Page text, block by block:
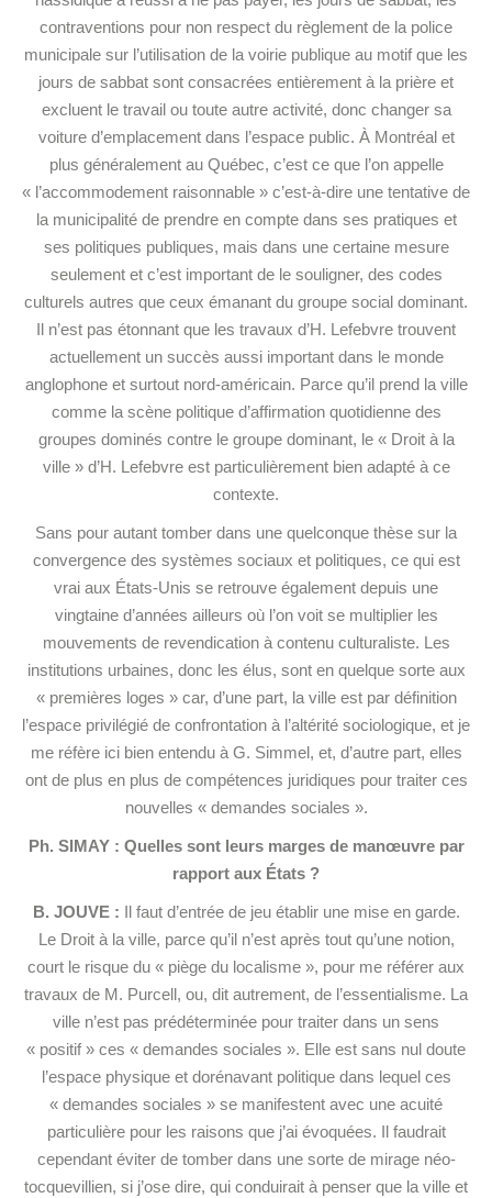
contraventions pour non respect du règlement de la police
municipale sur l’utilisation de la voirie publique au motif que les
jours de sabbat sont consacrées entièrement à la prière et
excluent le travail ou toute autre activité, donc changer sa
voiture d’emplacement dans l’espace public. À Montréal et
plus généralement au Québec, c’est ce que l’on appelle
« l’accommodement raisonnable » c’est-à-dire une tentative de
la municipalité de prendre en compte dans ses pratiques et
ses politiques publiques, mais dans une certaine mesure
seulement et c’est important de le souligner, des codes
culturels autres que ceux émanant du groupe social dominant.
Il n’est pas étonnant que les travaux d’H. Lefebvre trouvent
actuellement un succès aussi important dans le monde
anglophone et surtout nord-américain. Parce qu’il prend la ville
comme la scène politique d’affirmation quotidienne des
groupes dominés contre le groupe dominant, le « Droit à la
ville » d’H. Lefebvre est particulièrement bien adapté à ce
contexte.
Sans pour autant tomber dans une quelconque thèse sur la
convergence des systèmes sociaux et politiques, ce qui est
vrai aux États-Unis se retrouve également depuis une
vingtaine d’années ailleurs où l’on voit se multiplier les
mouvements de revendication à contenu culturaliste. Les
institutions urbaines, donc les élus, sont en quelque sorte aux
« premières loges » car, d’une part, la ville est par définition
l’espace privilégié de confrontation à l’altérité sociologique, et je
me réfère ici bien entendu à G. Simmel, et, d’autre part, elles
ont de plus en plus de compétences juridiques pour traiter ces
nouvelles « demandes sociales ».
Ph. SIMAY : Quelles sont leurs marges de manœuvre par
rapport aux États ?
B. JOUVE : Il faut d’entrée de jeu établir une mise en garde.
Le Droit à la ville, parce qu’il n’est après tout qu’une notion,
court le risque du « piège du localisme », pour me référer aux
travaux de M. Purcell, ou, dit autrement, de l’essentialisme. La
ville n’est pas prédéterminée pour traiter dans un sens
« positif » ces « demandes sociales ». Elle est sans nul doute
l’espace physique et dorénavant politique dans lequel ces
« demandes sociales » se manifestent avec une acuité
particulière pour les raisons que j’ai évoquées. Il faudrait
cependant éviter de tomber dans une sorte de mirage néo-
tocquevillien, si j’ose dire, qui conduirait à penser que la ville et